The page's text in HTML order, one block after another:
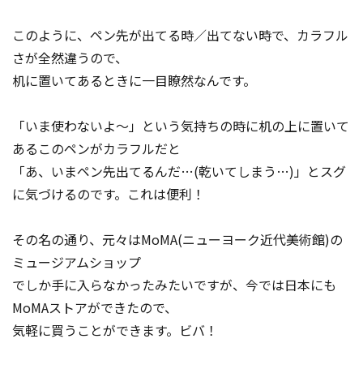
このように、ペン先が出てる時／出てない時で、カラフル
さが全然違うので、
机に置いてあるときに一目瞭然なんです。
「いま使わないよ～」という気持ちの時に机の上に置いて
あるこのペンがカラフルだと
「あ、いまペン先出てるんだ…(乾いてしまう…)」とスグ
に気づけるのです。これは便利！
その名の通り、元々はMoMA(ニューヨーク近代美術館)の
ミュージアムショップ
でしか手に入らなかったみたいですが、今では日本にも
MoMAストアができたので、
気軽に買うことができます。ビバ！